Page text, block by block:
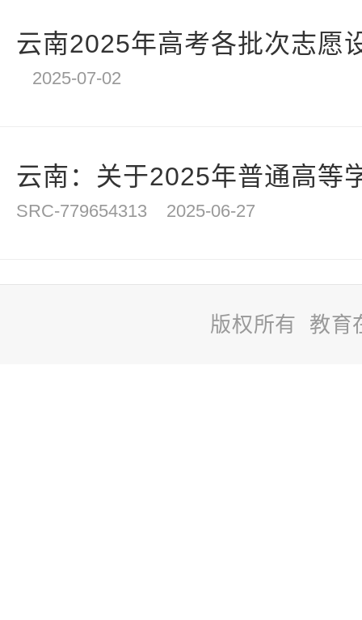
云南2025年高考各批次志愿
2025-07-02
云南：关于2025年普通高等
SRC-779654313 2025-06-27
版权所有 教育